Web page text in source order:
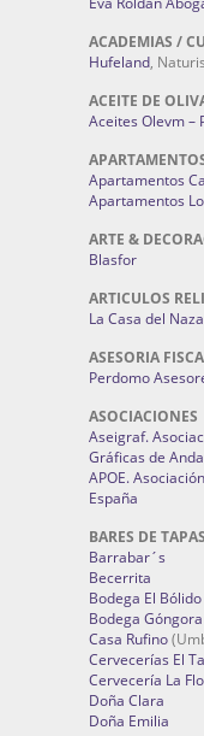
ACADEMIAS /
Hufeland,
ACEITE DE
Aceites Olevm –
Apartamentos
Apartamentos
ARTE &
Blasfor
ARTICULOS
La Casa del
ASESORIA
Perdomo
ASOCIACIONES
Aseigraf.
Gráficas de
APOE.
España
BARES DE
Barrabar´s
Becerrita
Bodega El Bólido
Bodega Góngora
Casa Rufino
Cervecerías El
Cervecería La
Doña Clara
Doña Emilia